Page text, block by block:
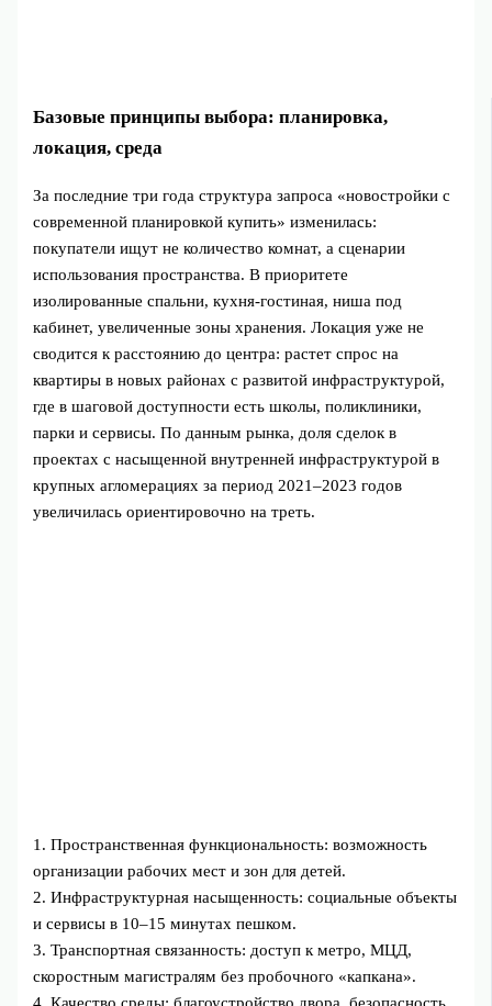
Базовые принципы выбора: планировка,
локация, среда
За последние три года структура запроса «новостройки с
современной планировкой купить» изменилась:
покупатели ищут не количество комнат, а сценарии
использования пространства. В приоритете
изолированные спальни, кухня-гостиная, ниша под
кабинет, увеличенные зоны хранения. Локация уже не
сводится к расстоянию до центра: растет спрос на
квартиры в новых районах с развитой инфраструктурой,
где в шаговой доступности есть школы, поликлиники,
парки и сервисы. По данным рынка, доля сделок в
проектах с насыщенной внутренней инфраструктурой в
крупных агломерациях за период 2021–2023 годов
увеличилась ориентировочно на треть.
1. Пространственная функциональность: возможность
организации рабочих мест и зон для детей.
2. Инфраструктурная насыщенность: социальные объекты
и сервисы в 10–15 минутах пешком.
3. Транспортная связанность: доступ к метро, МЦД,
скоростным магистралям без пробочного «капкана».